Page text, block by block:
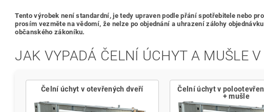
Tento výrobek není standardní, je tedy upraven podle přání spotřebitele nebo
prosím vezměte na vědomí, že nelze po objednání a uhrazení zálohy
občanského zákoníku.
JAK VYPADÁ ČELNÍ ÚCHYT A MUŠLE
Čelní úchyt v otevřených dveří
Čelní úchyt v
+ mušle